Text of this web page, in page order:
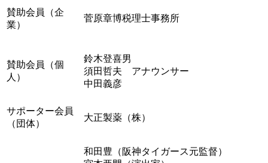
賛助会員（企
業）
菅原章博税理士事務所
賛助会員（個
人）
鈴木登喜男
須田哲夫 アナウンサー
中田義彦
サポーター会員
（団体）
大正製薬（株）
和田豊（阪神タイガース元監督）